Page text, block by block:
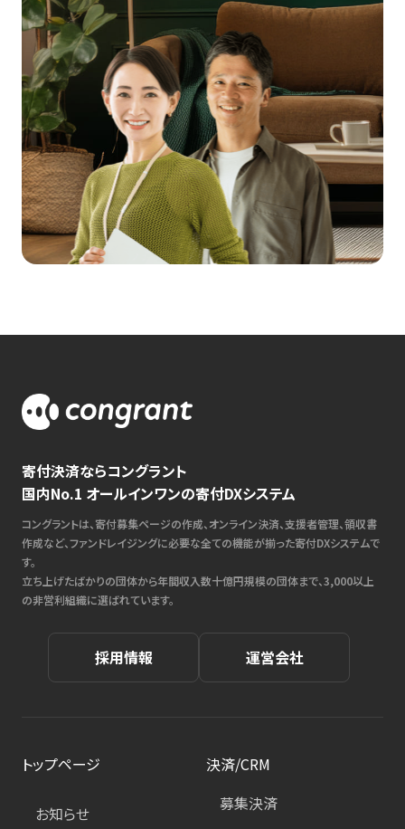
寄付決済ならコングラント
国内No.1 オールインワンの寄付DXシステム
コングラントは、寄付募集ページの作成、オンライン決済、支援者管理、領収書
作成など、ファンドレイジングに必要な全ての機能が揃った寄付DXシステムで
す。
立ち上げたばかりの団体から年間収入数十億円規模の団体まで、3,000以上
の非営利組織に選ばれています。
採用情報 運営会社
トップページ
お知らせ
決済/CRM
募集決済